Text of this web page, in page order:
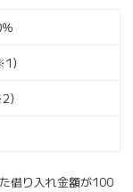
）
借り入れ金額が100